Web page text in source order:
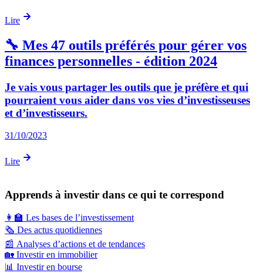
Lire
🔧 Mes 47 outils préférés pour gérer vos
finances personnelles - édition 2024
Je vais vous partager les outils que je préfère et qui
pourraient vous aider dans vos vies d’investisseuses
et d’investisseurs.
31/10/2023
Lire
Apprends à investir dans ce qui te correspond
👩‍🏫 Les bases de l’investissement
🗞️ Des actus quotidiennes
📰 Analyses d’actions et de tendances
🏡 Investir en immobilier
📊 Investir en bourse